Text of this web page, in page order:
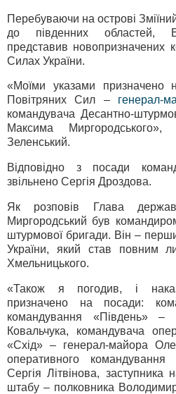
Перебуваючи на острові
до південних областей,
представив новопризначених
Силах України.
«Моїми указами призначено
Повітряних Сил – генерал-
командувача Десантно-
Максима
Зеленський.
Відповідно з посади
звільнено Сергія Дроздова.
Як розповів Глава
Миргородський був
штурмової бригади. Він –
України, який став повним
Хмельницького.
«Також я погодив, і
призначено на посади:
командування «Південь» –
Ковальчука, командувача
«Схід» – генерал-майора
оперативного
Сергія Літвінова, заступника
штабу – полковника